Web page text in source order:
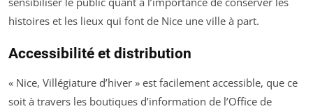
histoires et les lieux qui font de Nice une ville à part.
Accessibilité et distribution
« Nice, Villégiature d’hiver » est facilement accessible, que ce
soit à travers les boutiques d’information de l’Office de